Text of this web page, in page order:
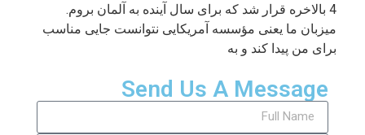
4 بالاخره قرار شد که برای سال آینده به آلمان بروم.
میزبان ما یعنی مؤسسه آمریکایی نتوانست جایی مناسب
برای من پیدا کند و به
Send Us A Message